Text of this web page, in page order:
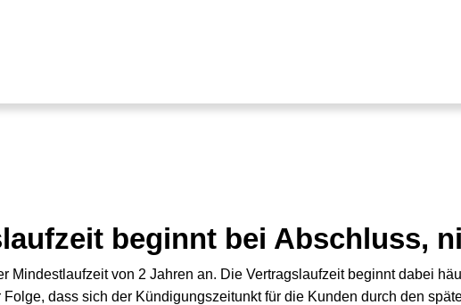
beginnt bei Abschluss,
Mindestlaufzeit von 2 Jahren an. Die Vertragslaufzeit beginnt dabei
dass sich der Kündigungszeitunkt für die Kunden durch den